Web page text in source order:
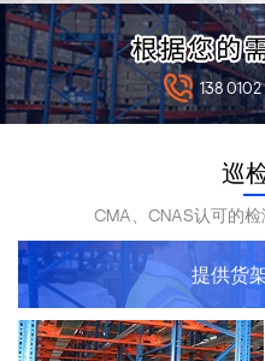
138
巡
CMA、CNAS认可的
提供货